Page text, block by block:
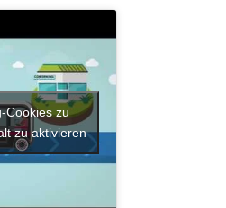
Cookies zu
zu aktivieren